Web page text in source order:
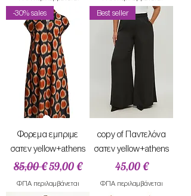
-30% sales
Φορεμα εμπριμε
σατεν yellow+athens
Κανονική τιμή
85,00 €Τιμή Έκπτωσης
59,00 €
ΦΠΑ περιλαμβάνεται
Best seller
copy of Παντελόνα
σατεν yellow+athens
Τιμή
45,00 €
ΦΠΑ περιλαμβάνεται